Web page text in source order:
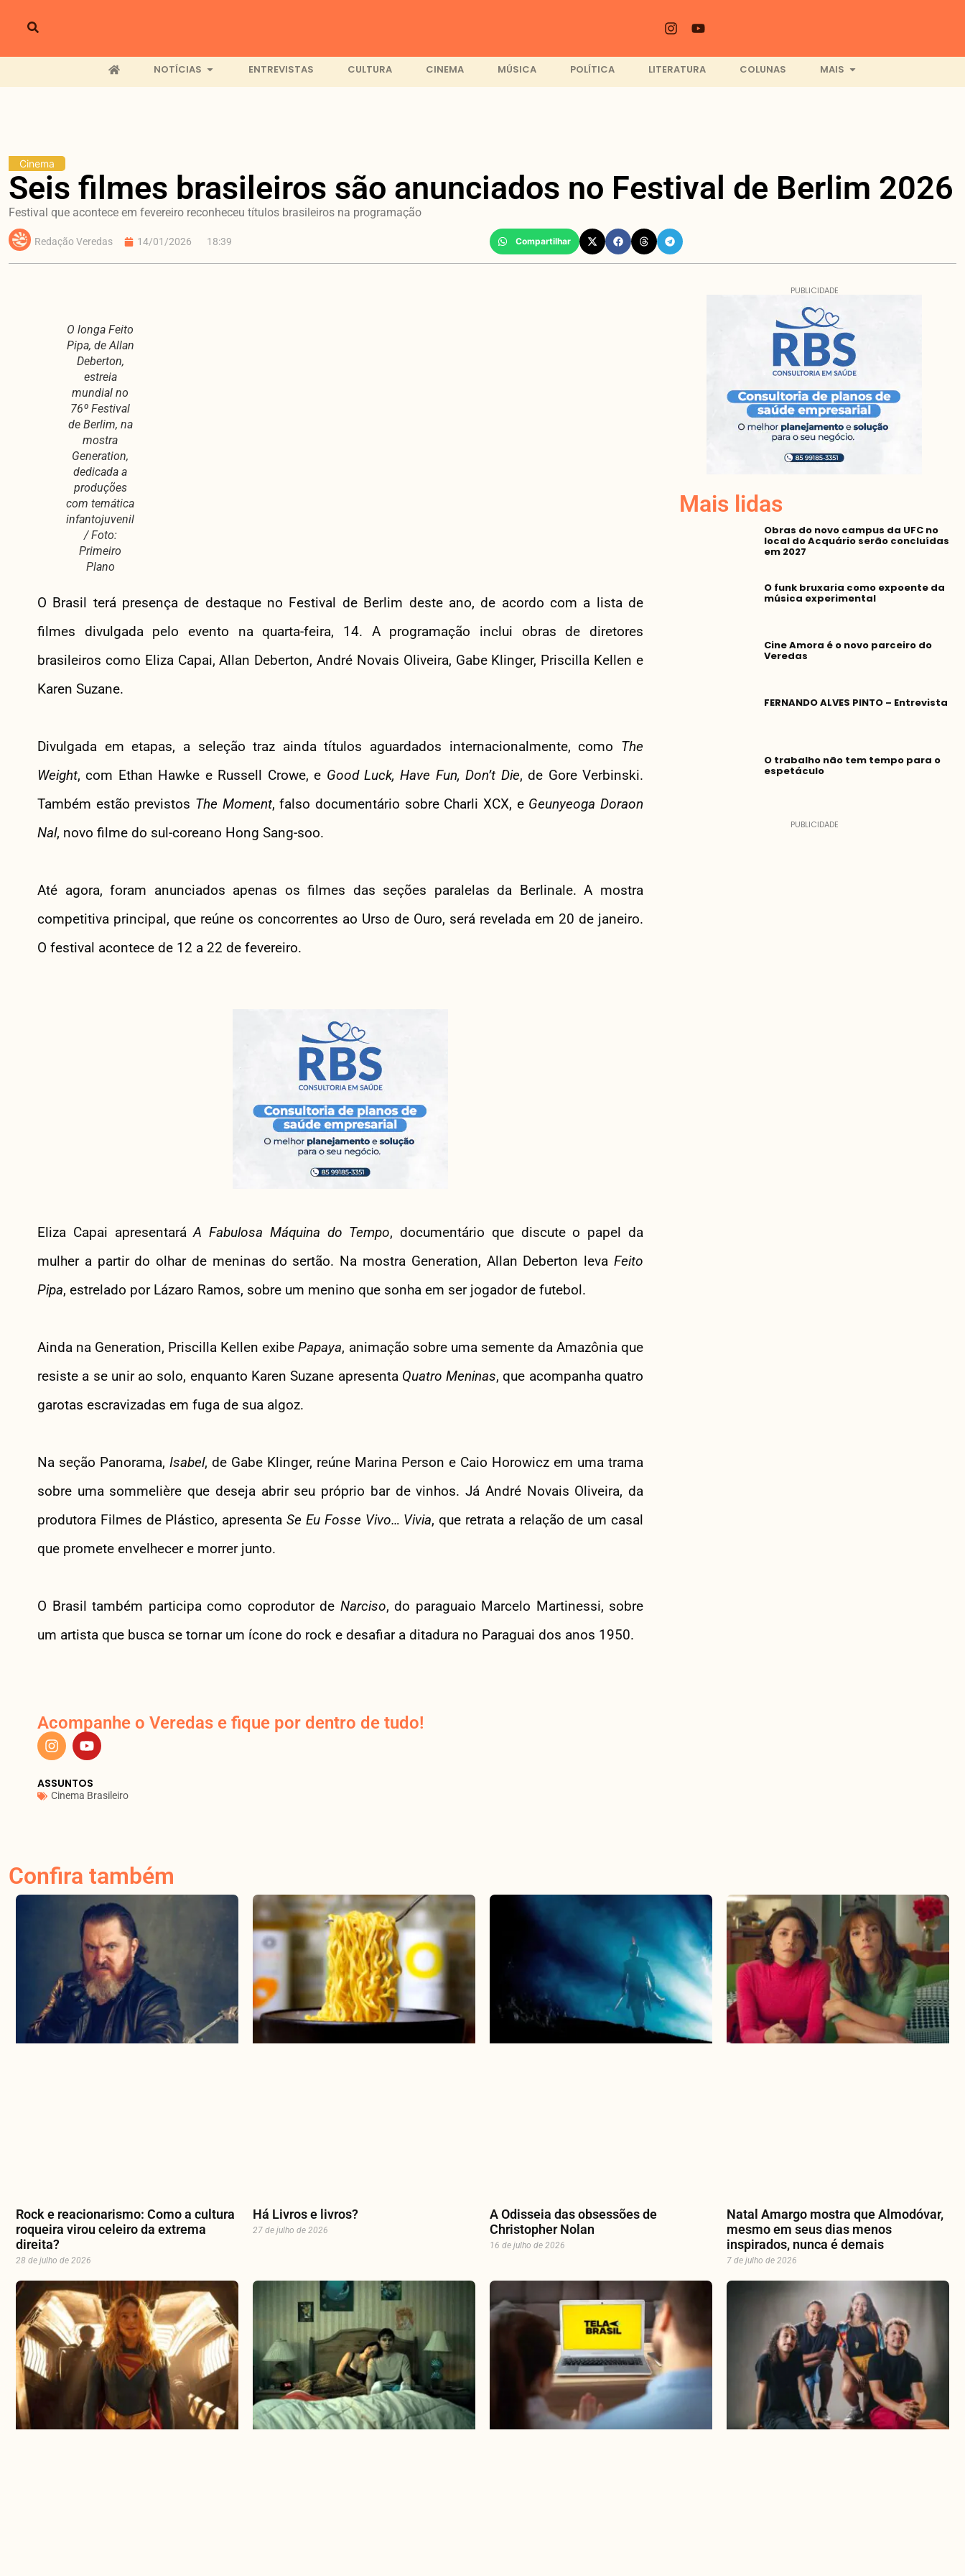
NOTÍCIAS ENTREVISTAS CULTURA CINEMA MÚSICA POLÍTICA LITERATURA COLUNAS MAIS
Cinema
Seis filmes brasileiros são anunciados no Festival de Berlim 2026
Festival que acontece em fevereiro reconheceu títulos brasileiros na programação
Redação Veredas 14/01/2026 18:39 Compartilhar
O longa Feito
Pipa, de Allan
Deberton,
estreia
mundial no
76º Festival
de Berlim, na
mostra
Generation,
dedicada a
produções
com temática
infantojuvenil
/ Foto:
Primeiro
Plano
O Brasil terá presença de destaque no Festival de Berlim deste ano, de acordo com a lista de
filmes divulgada pelo evento na quarta-feira, 14. A programação inclui obras de diretores
brasileiros como Eliza Capai, Allan Deberton, André Novais Oliveira, Gabe Klinger, Priscilla Kellen e
Karen Suzane.
Divulgada em etapas, a seleção traz ainda títulos aguardados internacionalmente, como The
Weight, com Ethan Hawke e Russell Crowe, e Good Luck, Have Fun, Don’t Die, de Gore Verbinski.
Também estão previstos The Moment, falso documentário sobre Charli XCX, e Geunyeoga Doraon
Nal, novo filme do sul-coreano Hong Sang-soo.
Até agora, foram anunciados apenas os filmes das seções paralelas da Berlinale. A mostra
competitiva principal, que reúne os concorrentes ao Urso de Ouro, será revelada em 20 de janeiro.
O festival acontece de 12 a 22 de fevereiro.
Eliza Capai apresentaráA Fabulosa Máquina do Tempo, documentário que discute o papel da
mulher a partir do olhar de meninas do sertão. Na mostra Generation, Allan Deberton leva Feito
Pipa, estrelado por Lázaro Ramos, sobre um menino que sonha em ser jogador de futebol.
Ainda na Generation, Priscilla Kellen exibePapaya, animação sobre uma semente da Amazônia que
resiste a se unir ao solo, enquanto Karen Suzane apresenta Quatro Meninas, que acompanha quatro
garotas escravizadas em fuga de sua algoz.
Na seção Panorama, Isabel, de Gabe Klinger, reúne Marina Person e Caio Horowicz em uma trama
sobre uma sommelière que deseja abrir seu próprio bar de vinhos. Já André Novais Oliveira, da
produtora Filmes de Plástico, apresentaSe Eu Fosse Vivo… Vivia, que retrata a relação de um casal
que promete envelhecer e morrer junto.
O Brasil também participa como coprodutor de Narciso, do paraguaio Marcelo Martinessi, sobre
um artista que busca se tornar um ícone do rock e desafiar a ditadura no Paraguai dos anos 1950.
Acompanhe o Veredas e fique por dentro de tudo!
ASSUNTOS
Cinema Brasileiro
PUBLICIDADE
Mais lidas
Obras do novo campus da UFC no
local do Acquário serão concluídas
em 2027
O funk bruxaria como expoente da
música experimental
Cine Amora é o novo parceiro do
Veredas
FERNANDO ALVES PINTO – Entrevista
O trabalho não tem tempo para o
espetáculo
PUBLICIDADE
Confira também
Rock e reacionarismo: Como a cultura
roqueira virou celeiro da extrema
direita?
28 de julho de 2026
Há Livros e livros?
27 de julho de 2026
A Odisseia das obsessões de
Christopher Nolan
16 de julho de 2026
Natal Amargo mostra que Almodóvar,
mesmo em seus dias menos
inspirados, nunca é demais
7 de julho de 2026